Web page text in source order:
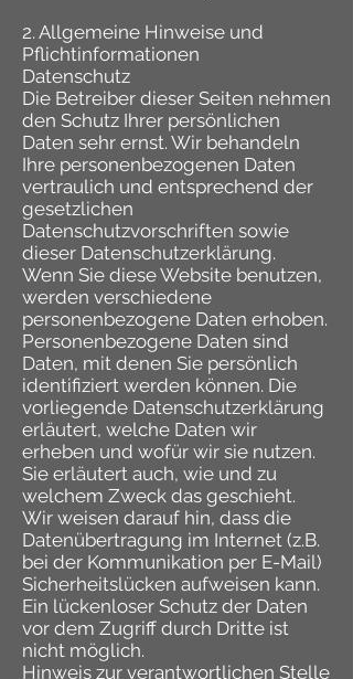
2. Allgemeine Hinweise und
Pflichtinformationen
Datenschutz
Die Betreiber dieser Seiten nehmen
den Schutz Ihrer persönlichen
Daten sehr ernst. Wir behandeln
Ihre personenbezogenen Daten
vertraulich und entsprechend der
gesetzlichen
Datenschutzvorschriften sowie
dieser Datenschutzerklärung.
Wenn Sie diese Website benutzen,
werden verschiedene
personenbezogene Daten erhoben.
Personenbezogene Daten sind
Daten, mit denen Sie persönlich
identifiziert werden können. Die
vorliegende Datenschutzerklärung
erläutert, welche Daten wir
erheben und wofür wir sie nutzen.
Sie erläutert auch, wie und zu
welchem Zweck das geschieht.
Wir weisen darauf hin, dass die
Datenübertragung im Internet (z.B.
bei der Kommunikation per E-Mail)
Sicherheitslücken aufweisen kann.
Ein lückenloser Schutz der Daten
vor dem Zugriff durch Dritte ist
nicht möglich.
Hinweis zur verantwortlichen Stelle